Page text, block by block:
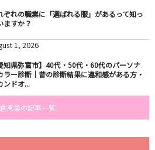
ぞれの職業に「選ばれる服」があるって知っ
ますか？
1 , 2026
知県弥富市】40代・50代・60代のパーソナ
ラー診断｜昔の診断結果に違和感がある方・
ンドオ...
恵美の記事一覧